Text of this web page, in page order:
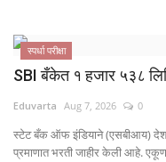
स्पर्धा परीक्षा
SBI बँकेत १ हजार ५३८
Eduvarta Aug 7, 2026 0
स्टेट बँक ऑफ इंडियाने (एसबीआय)
प्रमाणात भरती जाहीर केली आहे.